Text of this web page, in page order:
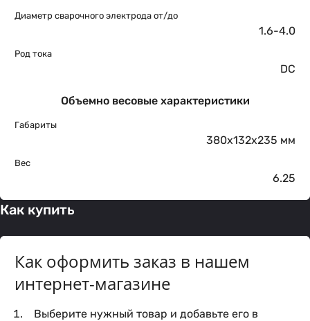
Диаметр сварочного электрода от/до
1.6-4.0
Род тока
DC
Объемно весовые характеристики
Габариты
380х132х235 мм
Вес
6.25
Как купить
Как оформить заказ в нашем
интернет-магазине
Выберите нужный товар и добавьте его в